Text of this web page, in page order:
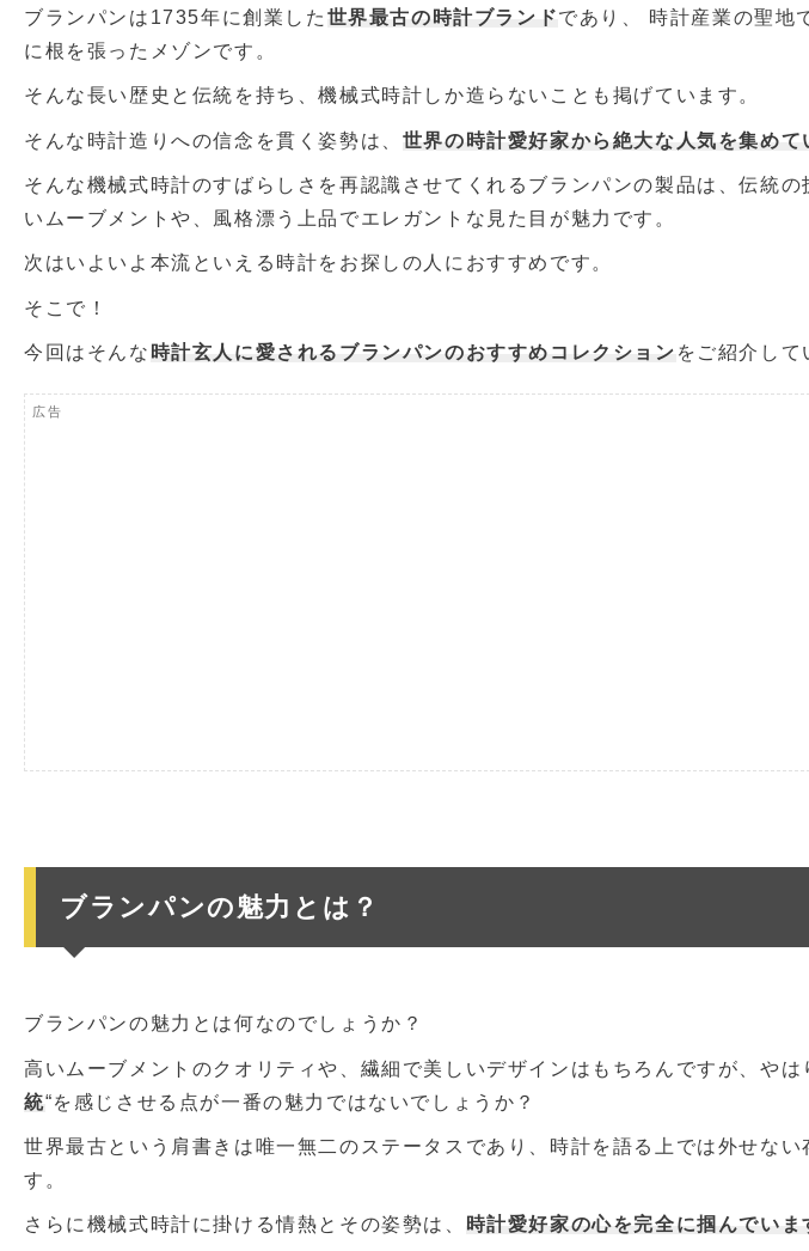
ブランパンは1735年に創業した 世界最古の時計ブランドであり、 時計産業の聖地
に根を張ったメゾンです。
そんな長い歴史と伝統を持ち、機械式時計しか造らないことも掲げています。
そんな時計造りへの信念を貫く姿勢は、 世界の時計愛好家から絶大な人気を集めて
そんな機械式時計のすばらしさを再認識させてくれるブランパンの製品は、伝統
いムーブメントや、風格漂う上品でエレガントな見た目が魅力です。
次はいよいよ本流といえる時計をお探しの人におすすめです。
そこで！
今回はそんな 時計玄人に愛されるブランパンのおすすめコレクション をご紹介して
広告
ブランパンの魅力とは？
ブランパンの魅力とは何なのでしょうか？
高いムーブメントのクオリティや、繊細で美しいデザインはもちろんですが、やは
統“を感じさせる点が一番の魅力ではないでしょうか？
世界最古という肩書きは唯一無二のステータスであり、時計を語る上では外せな
す。
さらに機械式時計に掛ける情熱とその姿勢は、 時計愛好家の心を完全に掴んでいま